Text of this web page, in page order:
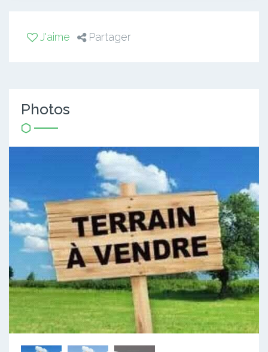
J'aime Partager
Photos